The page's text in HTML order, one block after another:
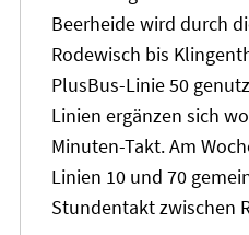
Beerheide wird durch
Rodewisch bis
PlusBus-Linie 50
Linien ergänzen sich
Minuten-Takt. Am
Linien 10 und 70
Stundentakt zwischen